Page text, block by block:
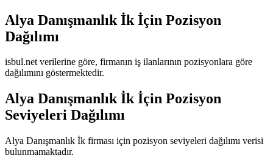
Alya Danışmanlık İk İçin Pozisyon
Dağılımı
isbul.net verilerine göre, firmanın iş ilanlarının pozisyonlara göre
dağılımını göstermektedir.
Alya Danışmanlık İkİçin Pozisyon
Seviyeleri Dağılımı
Alya Danışmanlık İk firması için pozisyon seviyeleri dağılımı verisi
bulunmamaktadır.